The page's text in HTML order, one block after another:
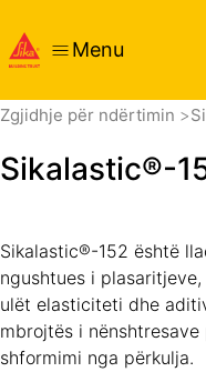
Menu
Zgjidhje për ndërtimin
Sikalastic®-
Sikalastic®-152 është
ngushtues i
ulët elasticiteti dhe
mbrojtës i
shformimi nga përkulja.